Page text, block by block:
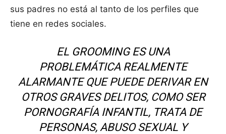
sus padres no está al tanto de los perfiles que
tiene en redes sociales.
EL GROOMINGES UNA
PROBLEMÁTICA REALMENTE
ALARMANTE QUE PUEDE DERIVAR EN
OTROS GRAVES DELITOS, COMO SER
PORNOGRAFÍA INFANTIL, TRATA DE
PERSONAS, ABUSO SEXUAL Y